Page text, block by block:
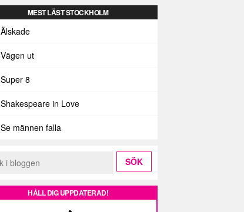
MEST LÄST STOCKHOLM
Älskade
Vägen ut
Super 8
Shakespeare in Love
Se männen falla
HÅLL DIG UPPDATERAD!